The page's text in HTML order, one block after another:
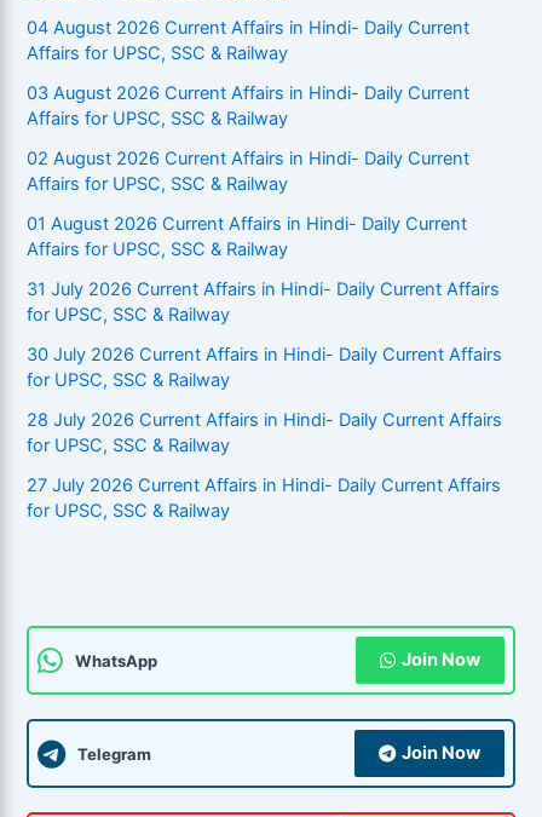
04 August 2026 Current Affairs in Hindi- Daily Current
Affairs for UPSC, SSC & Railway
03 August 2026 Current Affairs in Hindi- Daily Current
Affairs for UPSC, SSC & Railway
02 August 2026 Current Affairs in Hindi- Daily Current
Affairs for UPSC, SSC & Railway
01 August 2026 Current Affairs in Hindi- Daily Current
Affairs for UPSC, SSC & Railway
31 July 2026 Current Affairs in Hindi- Daily Current Affairs
for UPSC, SSC & Railway
30 July 2026 Current Affairs in Hindi- Daily Current Affairs
for UPSC, SSC & Railway
28 July 2026 Current Affairs in Hindi- Daily Current Affairs
for UPSC, SSC & Railway
27 July 2026 Current Affairs in Hindi- Daily Current Affairs
for UPSC, SSC & Railway
WhatsApp Join Now
Telegram Join Now